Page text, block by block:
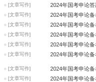
[文章写作]
[文章写作]
[文章写作]
[文章写作]
[文章写作]
[文章写作]
[文章写作]
[文章写作]